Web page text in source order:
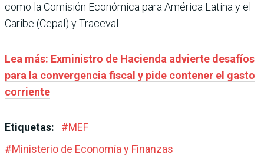
como la Comisión Económica para América Latina y el
Caribe (Cepal) y Traceval.
Lea más: Exministro de Hacienda advierte desafíos
para la convergencia fiscal y pide contener el gasto
corriente
Etiquetas: #MEF
#Ministerio de Economía y Finanzas